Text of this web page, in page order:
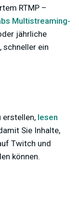
RTMP –
Multistreaming-
jährliche
schneller ein
erstellen, lesen
Sie Inhalte,
Twitch und
können.